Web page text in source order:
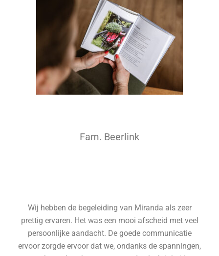
Fam. Beerlink
Wij hebben de begeleiding van Miranda als zeer
prettig ervaren. Het was een mooi afscheid met veel
persoonlijke aandacht. De goede communicatie
ervoor zorgde ervoor dat we, ondanks de spanningen,